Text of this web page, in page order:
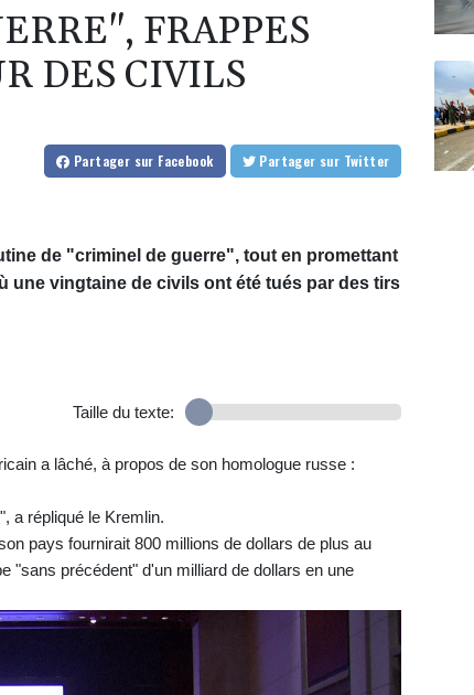
FRAPPES
DES CIVILS
Partager sur Facebook Partager sur Twitter
de "criminel de guerre", tout en promettant
une vingtaine de civils ont été tués par des tirs
Taille du texte:
a lâché, à propos de son homologue russe :
a répliqué le Kremlin.
pays fournirait 800 millions de dollars de plus au
"sans précédent" d'un milliard de dollars en une